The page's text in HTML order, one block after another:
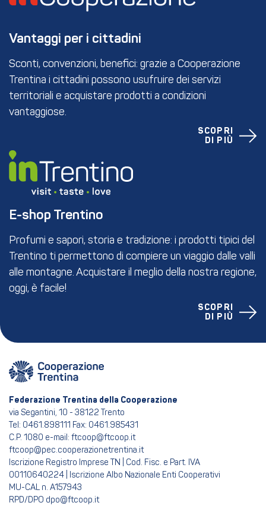
Vantaggi per i cittadini
Sconti, convenzioni, benefici: grazie a Cooperazione
Trentina i cittadini possono usufruire dei servizi
territoriali e acquistare prodotti a condizioni
vantaggiose.
SCOPRI
DI PIÙ
E-shop Trentino
Profumi e sapori, storia e tradizione: i prodotti tipici del
Trentino ti permettono di compiere un viaggio dalle valli
alle montagne. Acquistare il meglio della nostra regione,
oggi, è facile!
SCOPRI
DI PIÙ
Federazione Trentina della Cooperazione
via Segantini, 10 - 38122 Trento
Tel: 0461.898111 Fax: 0461.985431
C.P. 1080 e-mail: ftcoop@ftcoop.it
ftcoop@pec.cooperazionetrentina.it
Iscrizione Registro Imprese TN | Cod. Fisc. e Part. IVA
00110640224 | Iscrizione Albo Nazionale Enti Cooperativi
MU-CAL n. A157943
RPD/DPO dpo@ftcoop.it